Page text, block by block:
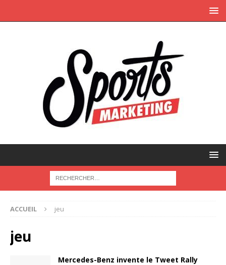
ACCUEIL jeu
jeu
Mercedes-Benz invente le Tweet Rally